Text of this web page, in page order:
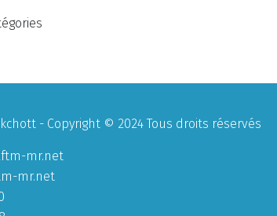
- Copyright © 2024 Tous droits réservés
mr.net
mr.net